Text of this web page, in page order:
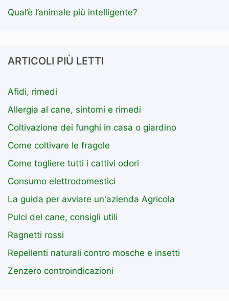
Qual’è l’animale più intelligente?
ARTICOLI PIÙ LETTI
Afidi, rimedi
Allergia al cane, sintomi e rimedi
Coltivazione dei funghi in casa o giardino
Come coltivare le fragole
Come togliere tutti i cattivi odori
Consumo elettrodomestici
La guida per avviare un'azienda Agricola
Pulci del cane, consigli utili
Ragnetti rossi
Repellenti naturali contro mosche e insetti
Zenzero controindicazioni